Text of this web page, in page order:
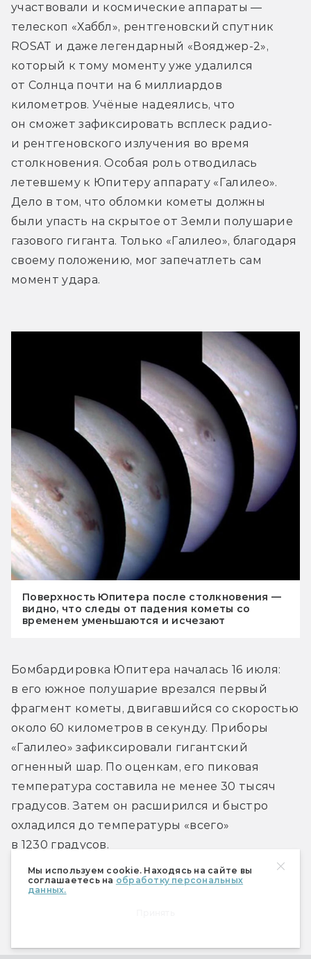
Мы используем cookie. Находясь на сайте вы
соглашаетесь на обработку персональных
данных.
участвовали и космические аппараты —
телескоп «Хаббл», рентгеновский спутник
ROSAT и даже легендарный «Вояджер-2»,
который к тому моменту уже удалился
от Солнца почти на 6 миллиардов
километров. Учёные надеялись, что
он сможет зафиксировать всплеск радио-
и рентгеновского излучения во время
столкновения. Особая роль отводилась
летевшему к Юпитеру аппарату «Галилео».
Дело в том, что обломки кометы должны
были упасть на скрытое от Земли полушарие
газового гиганта. Только «Галилео», благодаря
своему положению, мог запечатлеть сам
момент удара.
Поверхность Юпитера после столкновения —
видно, что следы от падения кометы со
временем уменьшаются и исчезают
Бомбардировка Юпитера началась 16 июля:
в его южное полушарие врезался первый
фрагмент кометы, двигавшийся со скоростью
около 60 километров в секунду. Приборы
«Галилео» зафиксировали гигантский
огненный шар. По оценкам, его пиковая
температура составила не менее 30 тысяч
градусов. Затем он расширился и быстро
охладился до температуры «всего»
в 1230 градусов.
Но это был не конец. Подобно брызгам